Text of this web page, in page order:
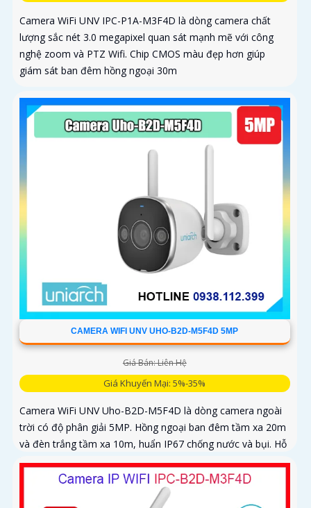
Camera WiFi UNV IPC-P1A-M3F4D là dòng camera chất
lượng sắc nét 3.0 megapixel quan sát mạnh mẽ với công
nghệ zoom và PTZ Wifi. Chip CMOS màu đẹp hơn giúp
giám sát ban đêm hồng ngoại 30m
CAMERA WIFI UNV UHO-B2D-M5F4D 5MP
Giá Bán: Liên Hệ
Giá Khuyến Mại: 5%-35%
Camera WiFi UNV Uho-B2D-M5F4D là dòng camera ngoài
trời có độ phân giải 5MP. Hồng ngoại ban đêm tầm xa 20m
và đèn trắng tầm xa 10m, huẩn IP67 chống nước và bụi. Hỗ
trợ thẻ nhớ MicroSD tối đa 128GB